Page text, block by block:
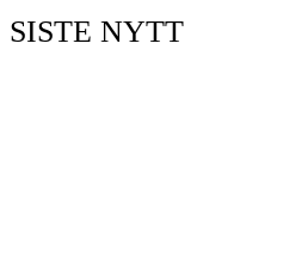
SISTE NYTT